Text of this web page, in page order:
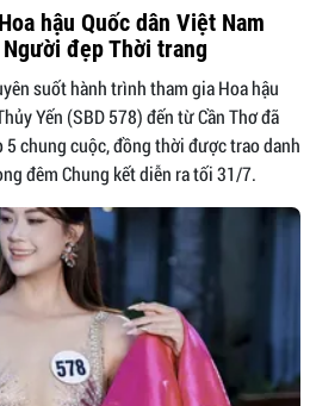
hậu Quốc dân Việt Nam
đẹp Thời trang
suốt hành trình tham gia Hoa hậu
Yến (SBD 578) đến từ Cần Thơ đã
5 chung cuộc, đồng thời được trao danh
đêm Chung kết diễn ra tối 31/7.